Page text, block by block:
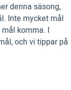
denna säsong,
Inte mycket mål
komma. I
och vi tippar på